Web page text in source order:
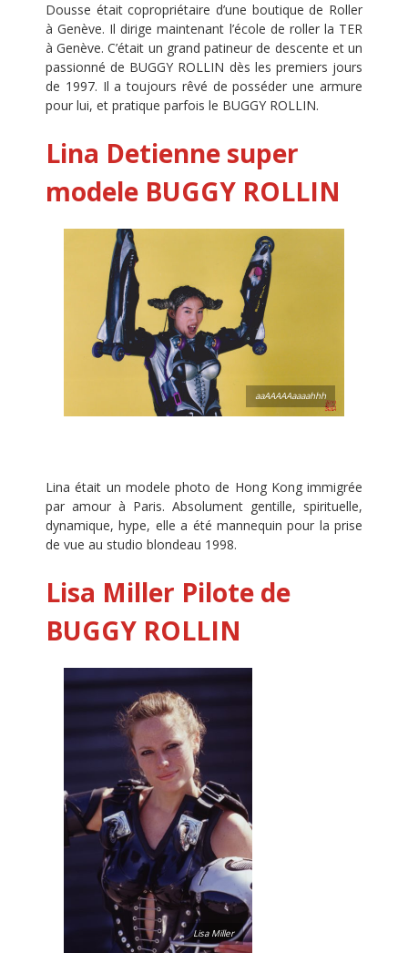
Dousse était copropriétaire d’une boutique de Roller
à Genève. Il dirige maintenant l’école de roller la TER
à Genève. C’était un grand patineur de descente et un
passionné de BUGGY ROLLIN dès les premiers jours
de 1997. Il a toujours rêvé de posséder une armure
pour lui, et pratique parfois le BUGGY ROLLIN.
Lina Detienne super
modele BUGGY ROLLIN
aaAAAAAaaaahhh
Lina était un modele photo de Hong Kong immigrée
par amour à Paris. Absolument gentille, spirituelle,
dynamique, hype, elle a été mannequin pour la prise
de vue au studio blondeau 1998.
Lisa Miller Pilote de
BUGGY ROLLIN
Lisa Miller